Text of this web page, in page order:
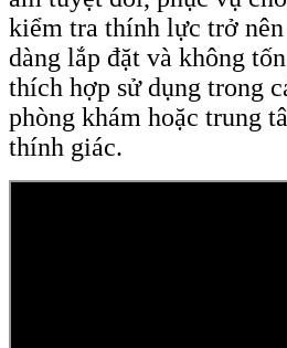
kiểm tra thính lực trở
dàng lắp đặt và không
thích hợp sử dụng trong
phòng khám hoặc trung
thính giác.